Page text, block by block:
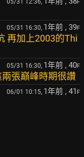
F
05/31 16:30, 1年前 , 39F
再加上2003的Thi
05/31 16:30, 1年前 , 40F
張巔峰時期很讚
06/01 10:15, 1年前 , 41 F